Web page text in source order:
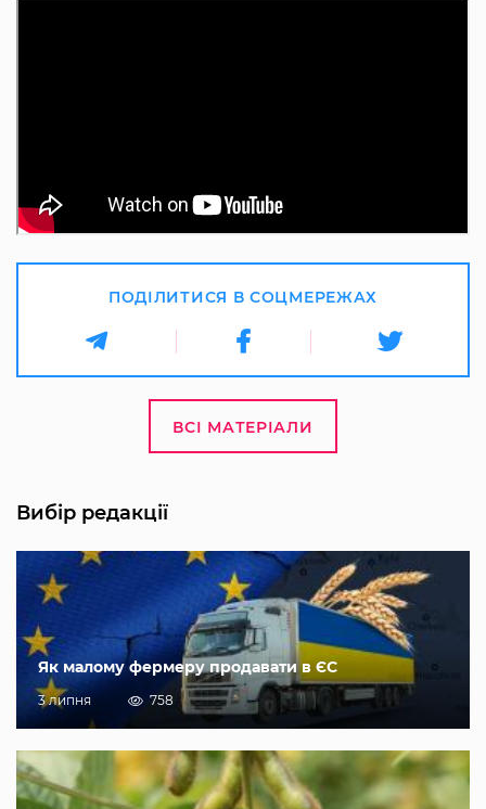
ПОДІЛИТИСЯ В СОЦМЕРЕЖАХ
ВСІ МАТЕРІАЛИ
Вибір редакції
Як малому фермеру продавати в ЄС
3 липня 758